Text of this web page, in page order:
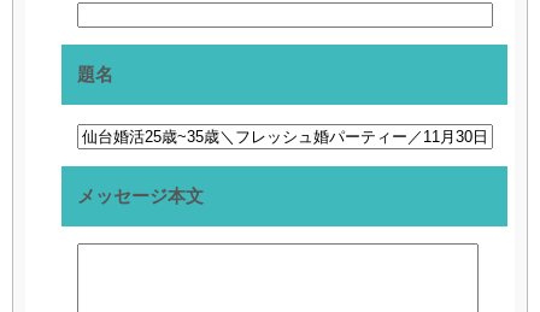
題名
メッセージ本文